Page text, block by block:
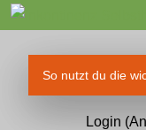
So nutzt du die
Login